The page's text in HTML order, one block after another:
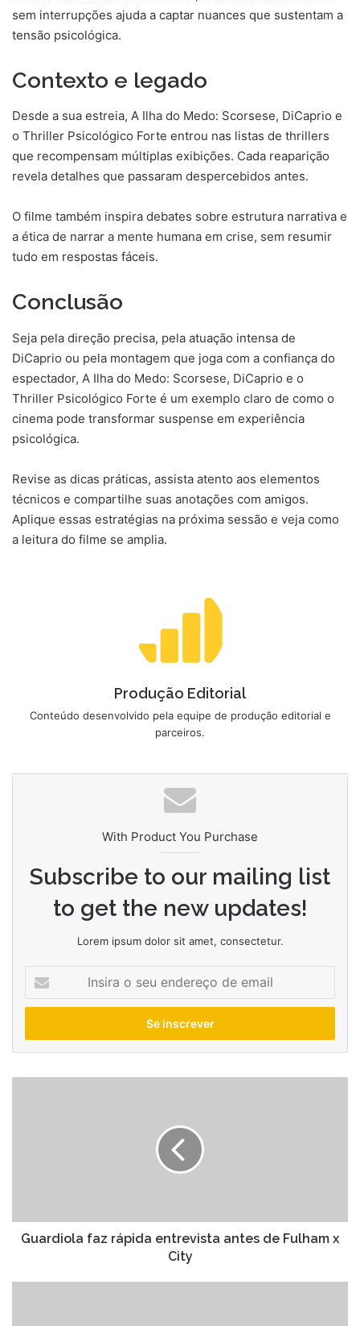
sem interrupções ajuda a captar nuances que sustentam a
tensão psicológica.
Contexto e legado
Desde a sua estreia, A Ilha do Medo: Scorsese, DiCaprio e
o Thriller Psicológico Forte entrou nas listas de thrillers
que recompensam múltiplas exibições. Cada reaparição
revela detalhes que passaram despercebidos antes.
O filme também inspira debates sobre estrutura narrativa e
a ética de narrar a mente humana em crise, sem resumir
tudo em respostas fáceis.
Conclusão
Seja pela direção precisa, pela atuação intensa de
DiCaprio ou pela montagem que joga com a confiança do
espectador, A Ilha do Medo: Scorsese, DiCaprio e o
Thriller Psicológico Forte é um exemplo claro de como o
cinema pode transformar suspense em experiência
psicológica.
Revise as dicas práticas, assista atento aos elementos
técnicos e compartilhe suas anotações com amigos.
Aplique essas estratégias na próxima sessão e veja como
a leitura do filme se amplia.
Produção Editorial
Conteúdo desenvolvido pela equipe de produção editorial e
parceiros.
With Product You Purchase
Subscribe to our mailing list
to get the new updates!
Lorem ipsum dolor sit amet, consectetur.
seu
de
email
City
Guardiola faz rápida entrevista antes de Fulham x
City